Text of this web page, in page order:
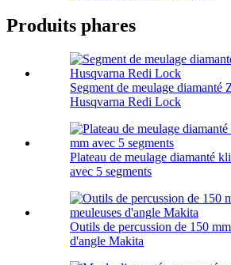
Produits phares
Segment de meulage diamanté
Husqvarna Redi Lock
Plateau de meulage diamanté
avec 5 segments
Outils de percussion de 150
d'angle Makita